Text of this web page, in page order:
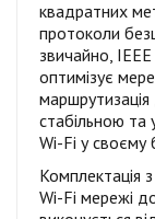
квадратних
протоколи
звичайно,
оптимізує
стабільною та
Wi-Fi у своєму
Комплектація
Wi-Fi мережі